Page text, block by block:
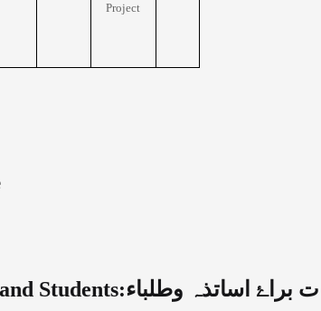
Project
براۓ اساتذہ وطلباء:Students